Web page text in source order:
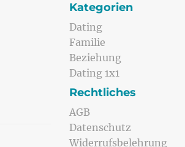
Kategorien
Dating
Familie
Beziehung
Dating 1x1
Rechtliches
AGB
Datenschutz
Widerrufsbelehrung